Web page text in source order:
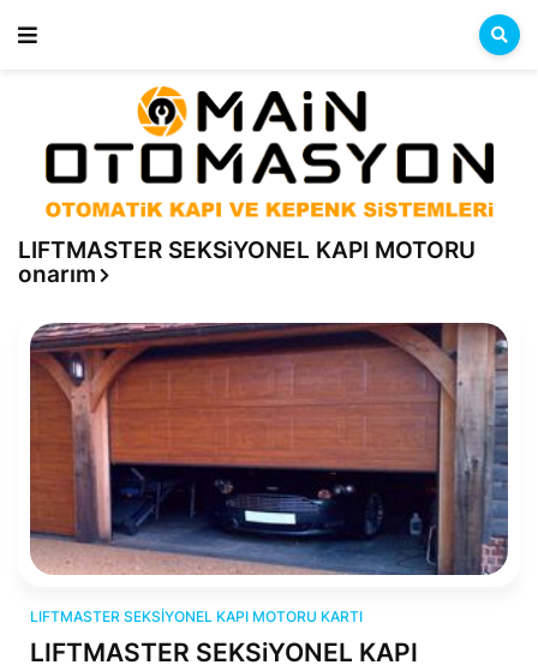
LIFTMASTER SEKSiYONEL KAPI MOTORU
onarım
LIFTMASTER SEKSIYONEL KAPI MOTORU KARTI
LIFTMASTER SEKSiYONEL KAPI